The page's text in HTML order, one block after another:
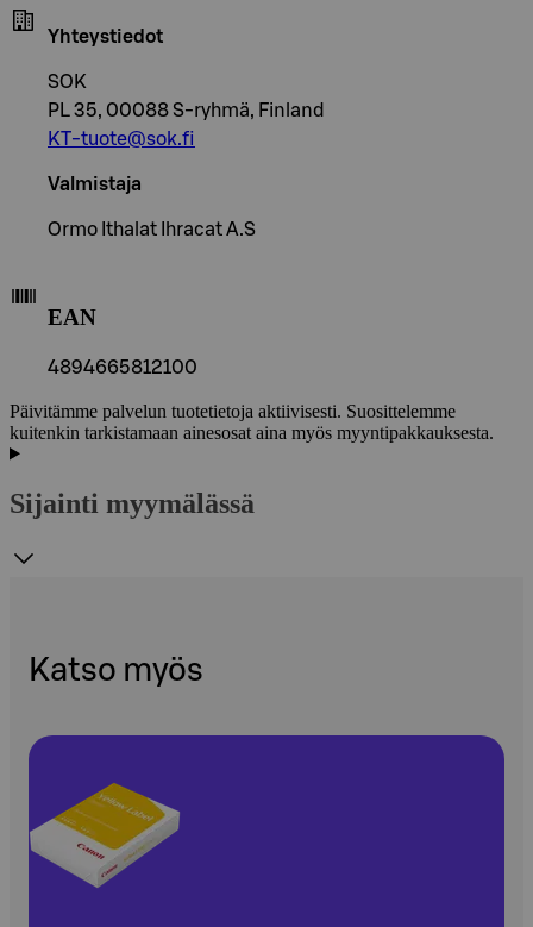
Yhteystiedot
SOK
PL 35, 00088 S-ryhmä, Finland
KT-tuote@sok.fi
Valmistaja
Ormo Ithalat Ihracat A.S
EAN
4894665812100
Päivitämme palvelun tuotetietoja aktiivisesti. Suosittelemme
kuitenkin tarkistamaan ainesosat aina myös myyntipakkauksesta.
Sijainti myymälässä
Katso myös